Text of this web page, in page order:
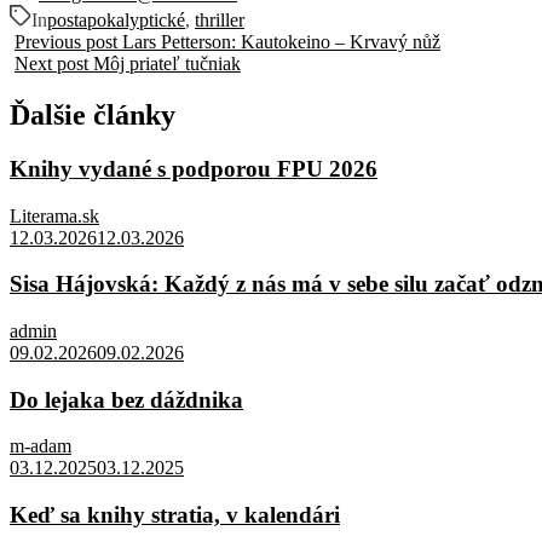
Inpostapokalyptické, thriller
Previous post Lars Petterson: Kautokeino – Krvavý nůž
Next post Môj priateľ tučniak
Ďalšie články
Knihy vydané s podporou FPU 2026
Literama.sk
12.03.202612.03.2026
Sisa Hájovská: Každý z nás má v sebe silu začať
admin
09.02.202609.02.2026
Do lejaka bez dáždnika
m-adam
03.12.202503.12.2025
Keď sa knihy stratia, v kalendári